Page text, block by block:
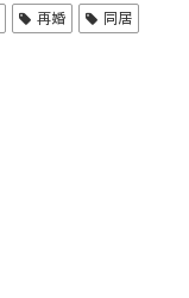
再婚
同居